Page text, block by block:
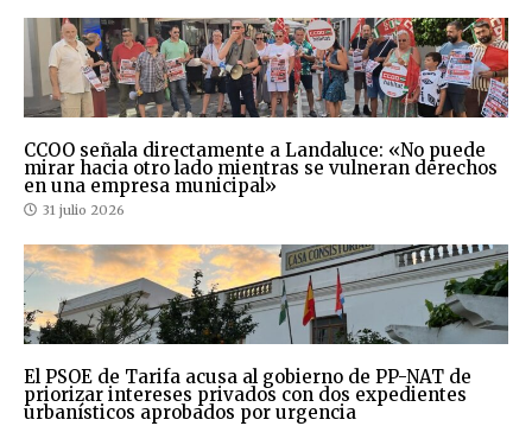
CCOO señala directamente a Landaluce: «No puede
mirar hacia otro lado mientras se vulneran derechos
en una empresa municipal»
31 julio 2026
El PSOE de Tarifa acusa al gobierno de PP-NAT de
priorizar intereses privados con dos expedientes
urbanísticos aprobados por urgencia